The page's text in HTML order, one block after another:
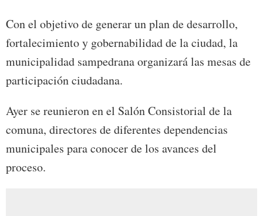
Con el objetivo de generar un plan de desarrollo,
fortalecimiento y gobernabilidad de la ciudad, la
municipalidad sampedrana organizará las mesas de
participación ciudadana.
Ayer se reunieron en el Salón Consistorial de la
comuna, directores de diferentes dependencias
municipales para conocer de los avances del
proceso.